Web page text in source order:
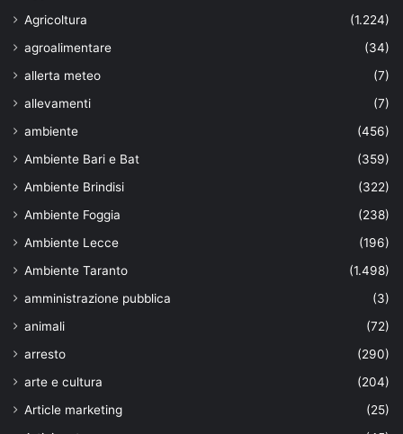
Agricoltura
(1.224)
agroalimentare
(34)
allerta meteo
(7)
allevamenti
(7)
ambiente
(456)
Ambiente Bari e Bat
(359)
Ambiente Brindisi
(322)
Ambiente Foggia
(238)
Ambiente Lecce
(196)
Ambiente Taranto
(1.498)
amministrazione pubblica
(3)
animali
(72)
arresto
(290)
arte e cultura
(204)
Article marketing
(25)